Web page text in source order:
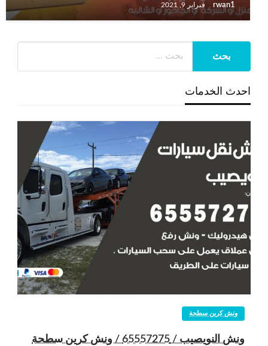
rwan1 فبراير 9, 2021
احدث الخدمات
ونش كرين سطحة
ونش النويصيب / 65557275 / ونش كرين سطحة